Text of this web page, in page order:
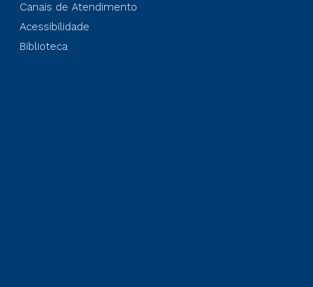
Canais de Atendimento
Acessibilidade
Biblioteca